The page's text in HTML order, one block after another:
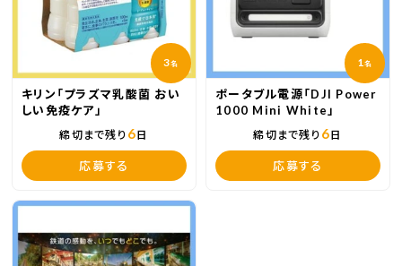
3名
キリン「プラズマ乳酸菌 おい
しい免疫ケア」
締切まで残り 6日
応募する
1 名
ポータブル電源「DJI Power
1000 Mini White」
締切まで残り 6日
応募する